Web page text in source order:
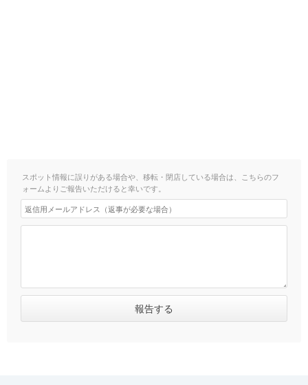
スポット情報に誤りがある場合や、移転・閉店している場合は、こちらのフ
ォームよりご報告いただけると幸いです。